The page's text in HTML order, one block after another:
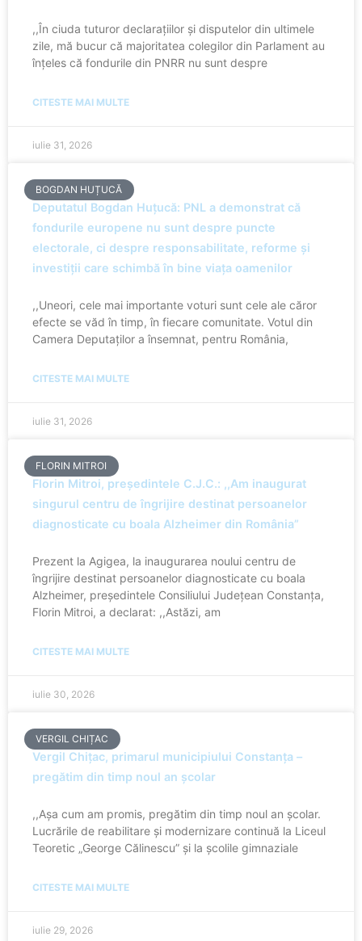
,,În ciuda tuturor declarațiilor și disputelor din ultimele
zile, mă bucur că majoritatea colegilor din Parlament au
înțeles că fondurile din PNRR nu sunt despre
CITESTE MAI MULTE
iulie 31, 2026
BOGDAN HUȚUCĂ
Deputatul Bogdan Huțucă: PNL a demonstrat că
fondurile europene nu sunt despre puncte
electorale, ci despre responsabilitate, reforme și
investiții care schimbă în bine viața oamenilor
,,Uneori, cele mai importante voturi sunt cele ale căror
efecte se văd în timp, în fiecare comunitate. Votul din
Camera Deputaților a însemnat, pentru România,
CITESTE MAI MULTE
iulie 31, 2026
FLORIN MITROI
Florin Mitroi, președintele C.J.C.: ,,Am inaugurat
singurul centru de îngrijire destinat persoanelor
diagnosticate cu boala Alzheimer din România”
Prezent la Agigea, la inaugurarea noului centru de
îngrijire destinat persoanelor diagnosticate cu boala
Alzheimer, președintele Consiliului Județean Constanța,
Florin Mitroi, a declarat: ,,Astăzi, am
CITESTE MAI MULTE
iulie 30, 2026
VERGIL CHIȚAC
Vergil Chițac, primarul municipiului Constanța –
pregătim din timp noul an școlar
,,Așa cum am promis, pregătim din timp noul an școlar.
Lucrările de reabilitare și modernizare continuă la Liceul
Teoretic „George Călinescu” și la școlile gimnaziale
CITESTE MAI MULTE
iulie 29, 2026